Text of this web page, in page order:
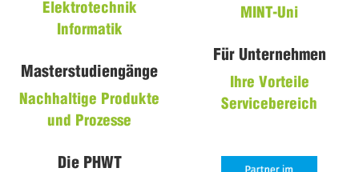
Elektrotechnik
Informatik
Masterstudiengänge
Nachhaltige Produkte
und Prozesse
MINT-Uni
Für Unternehmen
Ihre Vorteile
Servicebereich
Die PHWT